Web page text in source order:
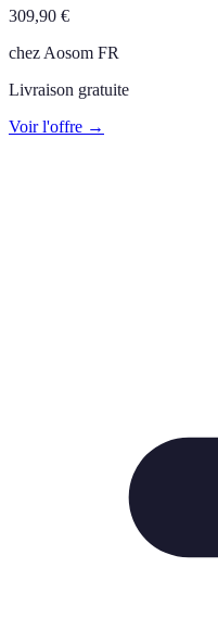
309,90 €
chez Aosom FR
Livraison gratuite
Voir l'offre →